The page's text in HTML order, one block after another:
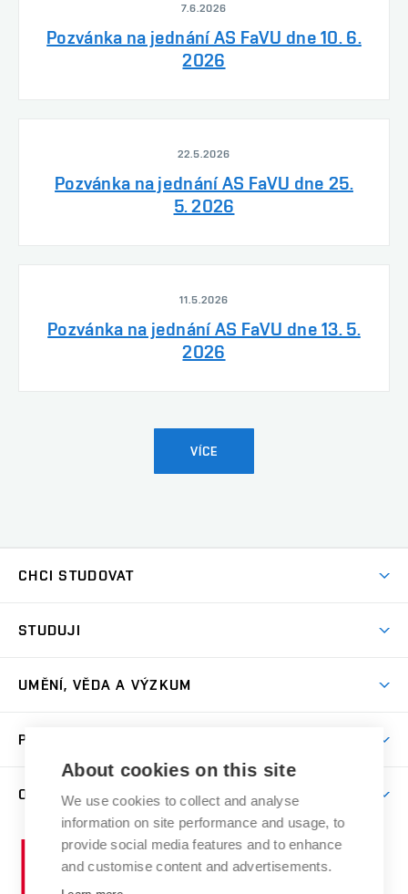
7.6.2026
Pozvánka na jednání AS FaVU dne 10. 6.
2026
22.5.2026
Pozvánka na jednání AS FaVU dne 25.
5. 2026
11.5.2026
Pozvánka na jednání AS FaVU dne 13. 5.
2026
VÍCE
CHCI STUDOVAT
Přijímačky
Dny otevřených dveří
Přípravné kurzy
Studium bez bariér
Katedra teorií a dějin umění
Kabinety a dílny
Kontakt
STUDUJI
Časový plán studia
Studijní předpisy a formuláře
Studium a stáže v zahraničí
Rezidenční pobyty
Odborná praxe
UMĚNÍ, VĚDA A VÝZKUM
Publikační činnost
Projekty
Výstavy
PRO VEŘEJNOST
Letní školy a semestrální kurzy
Nakladatelská a vydavatelská činnost
Research Catalogue
O FAKULTĚ
Aktuality
Informační tabule
Vysoké
učení
About cookies on this site
We use cookies to collect and analyse
information on site performance and usage, to
provide social media features and to enhance
and customise content and advertisements.